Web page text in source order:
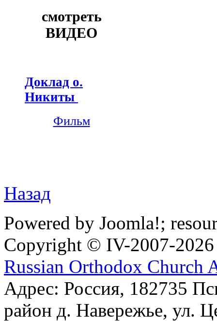
смотреть
ВИДЕО
Доклад о.
Никиты
Фильм
Назад
Powered by Joomla!;
Copyright © IV-2007-2026
Russian Orthodox Church
Адрес: Россия, 182735
район д. Навережье, ул.